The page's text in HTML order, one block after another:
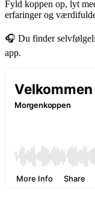
Fyld koppen op, lyt
erfaringer og
🎧 Du finder
app.